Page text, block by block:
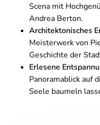
Scena mit
Andrea Berton.
Architektonisches
Meisterwerk von
Geschichte der
Erlesene
Panoramablick auf
Seele baumeln